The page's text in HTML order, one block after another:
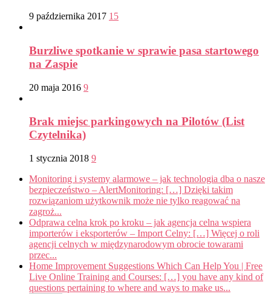
9 października 2017 15
Burzliwe spotkanie w sprawie pasa startowego
na Zaspie
20 maja 2016 9
Brak miejsc parkingowych na Pilotów (List
Czytelnika)
1 stycznia 2018 9
Monitoring i systemy alarmowe – jak technologia dba o nasze
bezpieczeństwo – AlertMonitoring: […] Dzięki takim
rozwiązaniom użytkownik może nie tylko reagować na
zagroż...
Odprawa celna krok po kroku – jak agencja celna wspiera
importerów i eksporterów – Import Celny: […] Więcej o roli
agencji celnych w międzynarodowym obrocie towarami
przec...
Home Improvement Suggestions Which Can Help You | Free
Live Online Training and Courses: […] you have any kind of
questions pertaining to where and ways to make us...